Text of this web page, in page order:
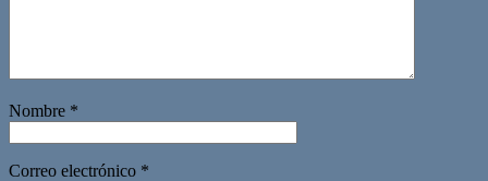
Nombre *
Correo electrónico *